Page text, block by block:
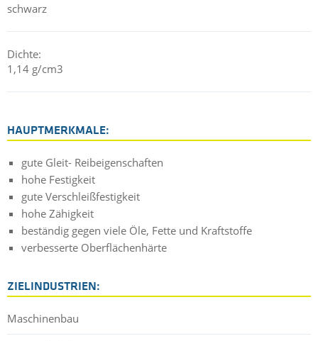
schwarz
Dichte:
1,14 g/cm3
HAUPTMERKMALE:
gute Gleit- Reibeigenschaften
hohe Festigkeit
gute Verschleißfestigkeit
hohe Zähigkeit
beständig gegen viele Öle, Fette und Kraftstoffe
verbesserte Oberflächenhärte
ZIELINDUSTRIEN:
Maschinenbau